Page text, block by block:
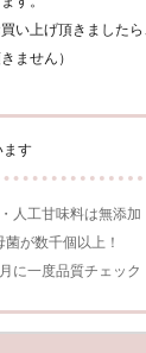
い上げ頂きました
ません）
ます
人工甘味料は無添加
が数千個以上！
に一度品質チェック